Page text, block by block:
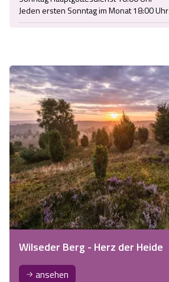
Jeden ersten Sonntag im Monat 18:00 Uhr
Wilseder Berg - Herz der Heide
ansehen